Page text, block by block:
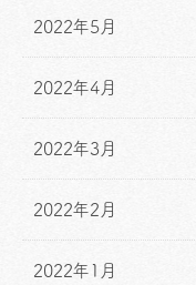
2022年5月
2022年4月
2022年3月
2022年2月
2022年1月